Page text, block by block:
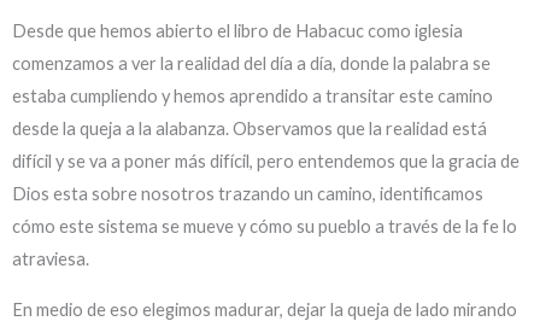
Desde que hemos abierto el libro de Habacuc como iglesia
comenzamos a ver la realidad del día a día, donde la palabra se
estaba cumpliendo y hemos aprendido a transitar este camino
desde la queja a la alabanza. Observamos que la realidad está
difícil y se va a poner más difícil, pero entendemos que la gracia de
Dios esta sobre nosotros trazando un camino, identificamos
cómo este sistema se mueve y cómo su pueblo a través de la fe lo
atraviesa.
En medio de eso elegimos madurar, dejar la queja de lado mirando